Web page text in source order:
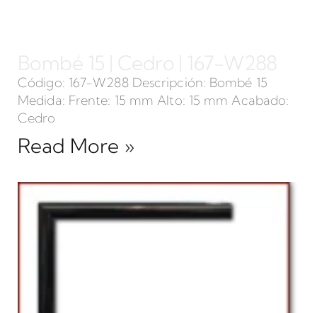
Bombé 15 | Cedro | 167-W288
Código: 167-W288 Descripción: Bombé 15
Medida: Frente: 15 mm Alto: 15 mm Acabado:
Cedro
Read More »